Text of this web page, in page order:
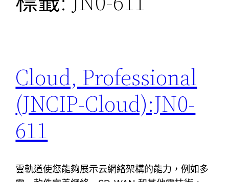
Cloud, Professional
(JNCIP-Cloud):JN0-
611
雲軌道使您能夠展示云網絡架構的能力，例如多